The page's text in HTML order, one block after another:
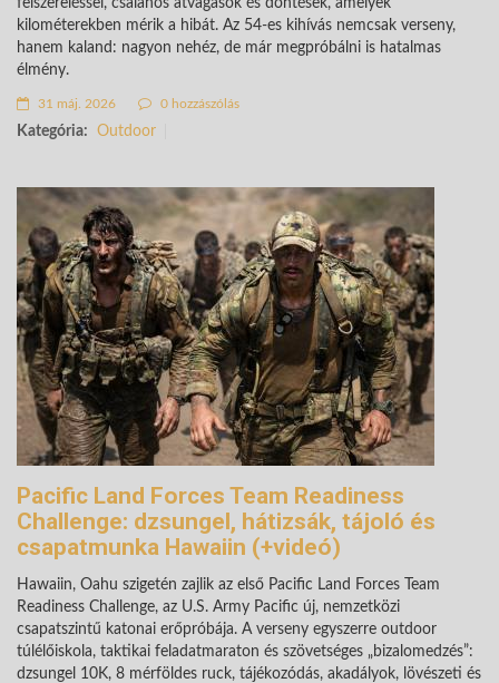
kilométerekben mérik a hibát. Az 54-es kihívás nemcsak verseny,
hanem kaland: nagyon nehéz, de már megpróbálni is hatalmas
élmény.
31 máj. 2026 0 hozzászólás
Kategória: Outdoor
Pacific Land Forces Team Readiness
Challenge: dzsungel, hátizsák, tájoló és
csapatmunka Hawaiin (+videó)
Hawaiin, Oahu szigetén zajlik az első Pacific Land Forces Team
Readiness Challenge, az U.S. Army Pacific új, nemzetközi
csapatszintű katonai erőpróbája. A verseny egyszerre outdoor
túlélőiskola, taktikai feladatmaraton és szövetséges „bizalomedzés”:
dzsungel 10K, 8 mérföldes ruck, tájékozódás, akadályok, lövészeti és